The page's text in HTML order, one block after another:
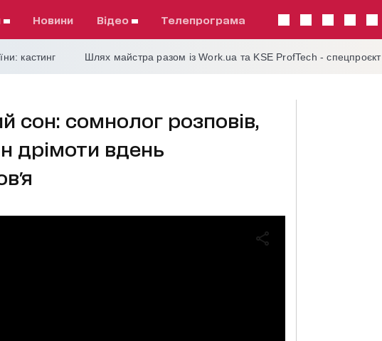
Новини відео телепрограма
кастинг Шлях майстра разом із Work.ua та KSE ProfTech - спецпроєкт
сон: сомнолог розповів,
дрімоти вдень